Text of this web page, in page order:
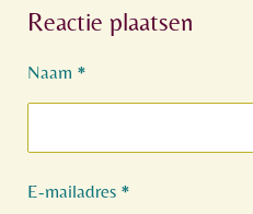
e
n
l
r
e
e
n
Reactie plaatsen
Naam *
E-mailadres *